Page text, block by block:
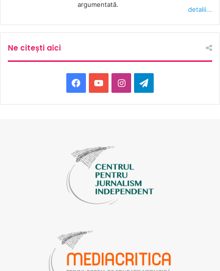
argumentată.
detalii...
Ne citești aici
Facebook
YouTubeInstagramTelegram